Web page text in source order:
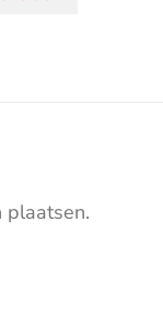
plaatsen.